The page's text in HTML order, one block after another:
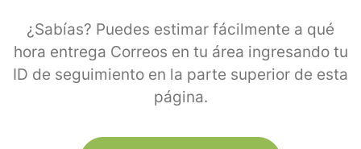
¿Sabías? Puedes estimar fácilmente a qué
hora entrega Correos en tu área ingresando tu
ID de seguimiento en la parte superior de esta
página.